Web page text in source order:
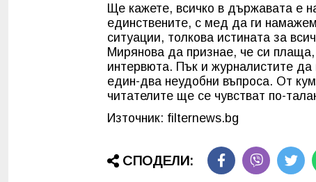
Ще кажете, всичко в държавата е
единствените, с мед да ги
ситуации, толкова истината за
Мирянова да признае, че си
интервюта. Пък и журналистите
един-два неудобни въпроса. От
читателите ще се чувстват по-
Източник: filternews.bg
СПОДЕЛИ: